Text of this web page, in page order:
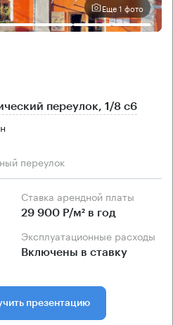
Еще 1 фото
переулок, 1/8 с6
переулок
Ставка арендной платы
29 900 Р/м² в год
Эксплуатационные расходы
Включены в ставку
презентацию